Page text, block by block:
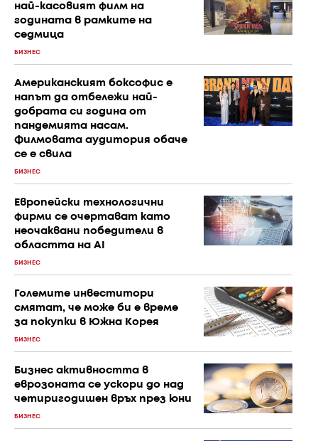
най-касовият филм на
годината в рамките на
седмица
БИЗНЕС
Американският боксофис е
напът да отбележи най-
добрата си година от
пандемията насам.
Филмовата аудитория обаче
се е свила
БИЗНЕС
Европейски технологични
фирми се очертават като
неочаквани победители в
областта на AI
БИЗНЕС
Големите инвеститори
смятат, че може би е време
за покупки в Южна Корея
БИЗНЕС
Бизнес активността в
еврозоната се ускори до над
четиригодишен връх през юни
БИЗНЕС